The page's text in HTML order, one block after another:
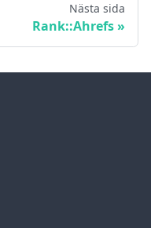
Nästa sida
Rank::Ahrefs